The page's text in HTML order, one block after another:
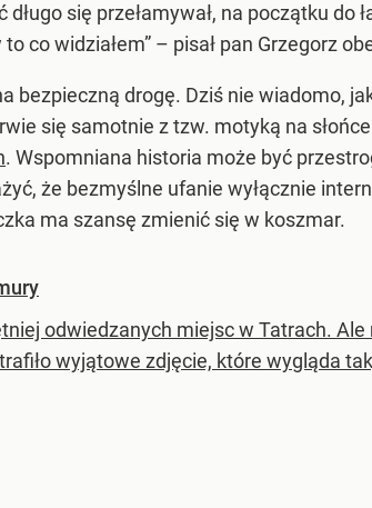
się przełamywał, na początku do
co widziałem” – pisał pan Grzegorz
bezpieczną drogę. Dziś nie wiadomo,
się samotnie z tzw. motyką na
. Wspomniana historia może być
że bezmyślne ufanie wyłącznie
ma szansę zmienić się w koszmar.
odwiedzanych miejsc w Tatrach. Ale
wyjątowe zdjęcie, które wygląda